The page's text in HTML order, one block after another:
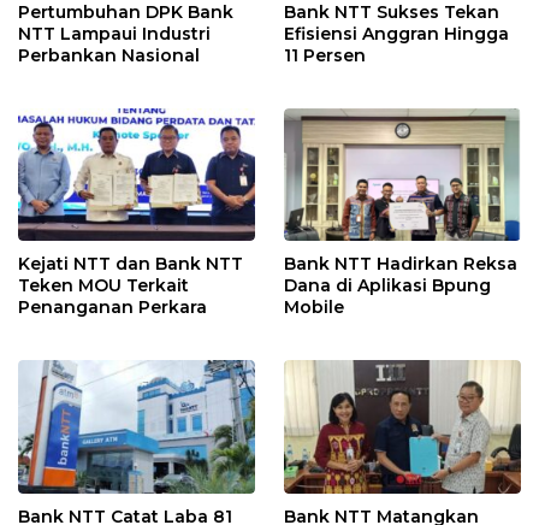
Pertumbuhan DPK Bank
NTT Lampaui Industri
Perbankan Nasional
Bank NTT Sukses Tekan
Efisiensi Anggran Hingga
11 Persen
Kejati NTT dan Bank NTT
Teken MOU Terkait
Penanganan Perkara
Bank NTT Hadirkan Reksa
Dana di Aplikasi Bpung
Mobile
Bank NTT Catat Laba 81
Bank NTT Matangkan